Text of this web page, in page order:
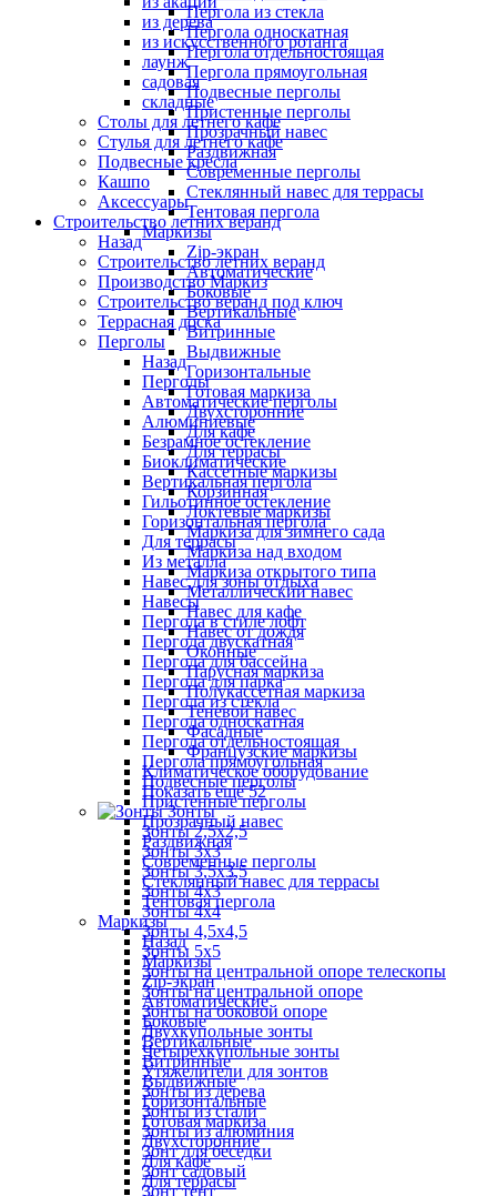
Пергола из стекла
Пергола односкатная
Пергола отдельностоящая
Пергола прямоугольная
Подвесные перголы
Пристенные перголы
Прозрачный навес
Раздвижная
Современные перголы
Стеклянный навес для террасы
Тентовая пергола
Маркизы
Zip-экран
Автоматические
Боковые
Вертикальные
Витринные
Выдвижные
Горизонтальные
Готовая маркиза
Двухсторонние
Для кафе
Для террасы
Кассетные маркизы
Корзинная
Локтевые маркизы
Маркиза для зимнего сада
Маркиза над входом
Маркиза открытого типа
Металлический навес
Навес для кафе
Навес от дождя
Оконные
Парусная маркиза
Полукассетная маркиза
Теневой навес
Фасадные
Французские маркизы
Климатическое оборудование
Показать ещё 52
Зонты
Зонты 2,5х2,5
Зонты 3х3
Зонты 3,5х3,5
Зонты 4х3
Зонты 4х4
Зонты 4,5х4,5
Зонты 5х5
Зонты на центральной опоре телескопы
Зонты на центральной опоре
Зонты на боковой опоре
Двухкупольные зонты
Четырехкупольные зонты
Утяжелители для зонтов
Зонты из дерева
Зонты из стали
Зонты из алюминия
Зонт для беседки
Зонт садовый
Зонт тент
из дерева
из искусственного ротанга
лаунж
садовая
складные
Столы для летнего кафе
Стулья для летнего кафе
Подвесные кресла
Кашпо
Аксессуары
Строительство летних веранд
Назад
Строительство летних веранд
Производство Маркиз
Строительство веранд под ключ
Террасная доска
Перголы
Назад
Перголы
Автоматические перголы
Алюминиевые
Безрамное остекление
Биоклиматические
Вертикальная пергола
Гильотинное остекление
Горизонтальная пергола
Для террасы
Из металла
Навес для зоны отдыха
Навесы
Пергола в стиле лофт
Пергола двускатная
Пергола для бассейна
Пергола для парка
Пергола из стекла
Пергола односкатная
Пергола отдельностоящая
Пергола прямоугольная
Подвесные перголы
Пристенные перголы
Прозрачный навес
Раздвижная
Современные перголы
Стеклянный навес для террасы
Тентовая пергола
Маркизы
Назад
Маркизы
Zip-экран
Автоматические
Боковые
Вертикальные
Витринные
Выдвижные
Горизонтальные
Готовая маркиза
Двухсторонние
Для кафе
Для террасы